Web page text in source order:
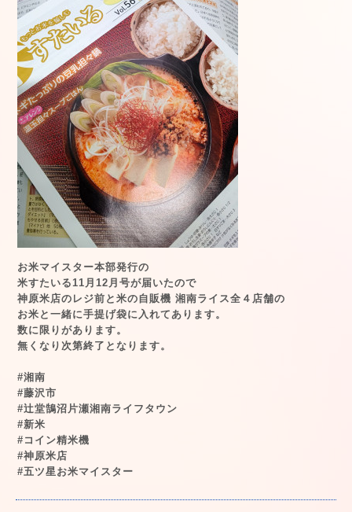
お米マイスター本部発行の
米すたいる11月12月号が届いたので
神原米店のレジ前と米の自販機 湘南ライス全４店舗の
お米と一緒に手提げ袋に入れてあります。
数に限りがあります。
無くなり次第終了となります。
#湘南
#藤沢市
#辻堂鵠沼片瀬湘南ライフタウン
#新米
#コイン精米機
#神原米店
#五ツ星お米マイスター